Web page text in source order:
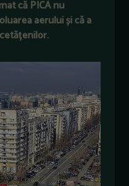
că PICA nu
aerului și că a